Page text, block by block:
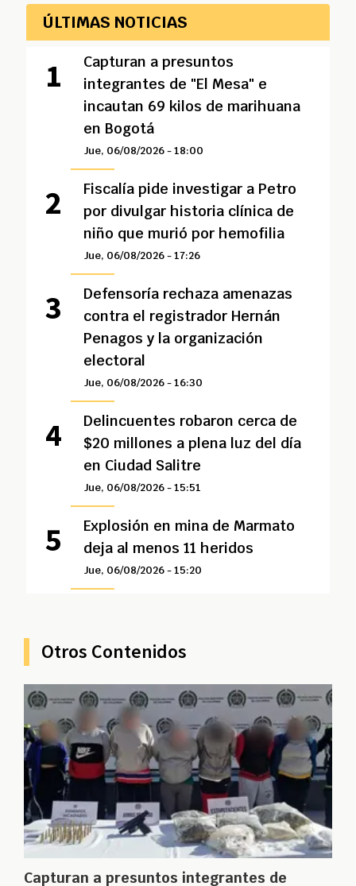
ÚLTIMAS NOTICIAS
Capturan a presuntos
integrantes de "El Mesa" e
incautan 69 kilos de marihuana
en Bogotá
Jue, 06/08/2026 - 18:00
Fiscalía pide investigar a Petro
por divulgar historia clínica de
niño que murió por hemofilia
Jue, 06/08/2026 - 17:26
Defensoría rechaza amenazas
contra el registrador Hernán
Penagos y la organización
electoral
Jue, 06/08/2026 - 16:30
Delincuentes robaron cerca de
$20 millones a plena luz del día
en Ciudad Salitre
Jue, 06/08/2026 - 15:51
Explosión en mina de Marmato
deja al menos 11 heridos
Jue, 06/08/2026 - 15:20
Otros Contenidos
Capturan a presuntos integrantes de